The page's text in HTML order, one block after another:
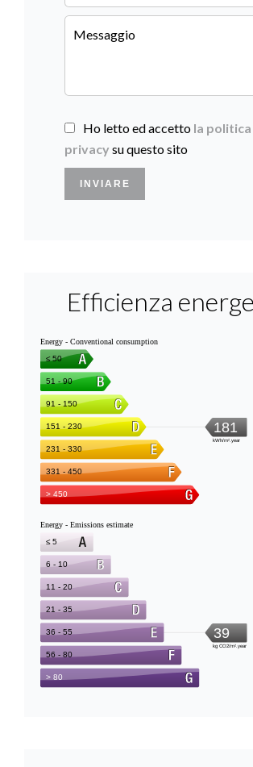
Ho letto ed accetto la politica
privacy su questo sito
INVIARE
Efficienza